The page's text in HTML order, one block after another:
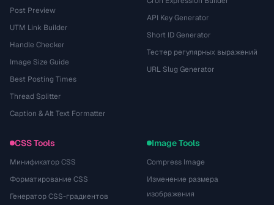
Post Preview
UTM Link Builder
Handle Checker
Image Size Guide
Best Posting Times
Thread Splitter
Caption & Alt Text Formatter
API Key Generator
Short ID Generator
Тестер регулярных выражений
URL Slug Generator
CSS Tools
Минификатор CSS
Форматирование CSS
Генератор CSS-градиентов
Image Tools
Compress Image
Изменение размера
изображения